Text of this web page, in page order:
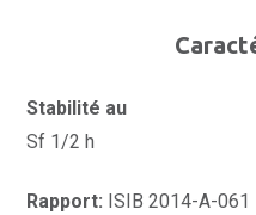
Stabilité au
Sf 1/2 h
Rapport: ISIB 2014-A-061